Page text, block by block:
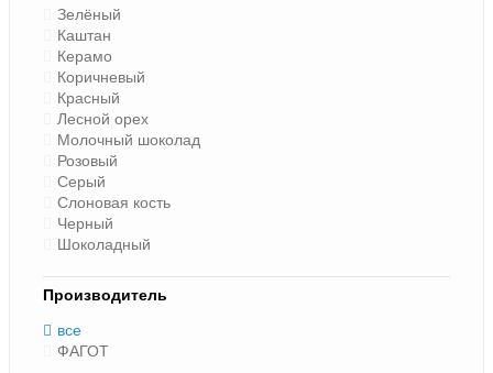
Зелёный
Каштан
Керамо
Коричневый
Красный
Лесной орех
Молочный шоколад
Розовый
Серый
Слоновая кость
Черный
Шоколадный
Производитель
все
ФАГОТ